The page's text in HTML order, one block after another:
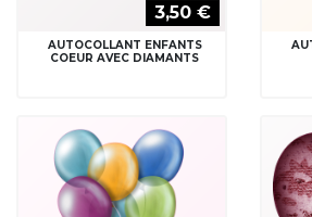
3,50 €
AUTOCOLLANT ENFANTS
COEUR AVEC DIAMANTS